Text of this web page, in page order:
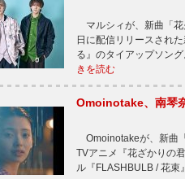
マルシィが、新曲「
日に配信リリースされ
る』のタイアップソン
きを読む
Omoinotake、南琴
Omoinotakeが、新曲
TVアニメ『花ざかりの
ル『FLASHBULB / 花